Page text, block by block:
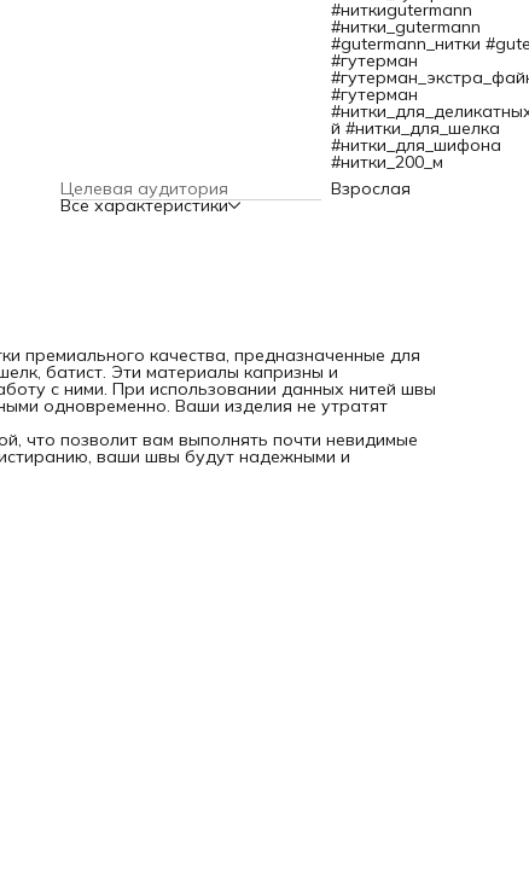
#ниткиgutermann
#нитки_gutermann
#gutermann_нитки
#гутерман
#гутерман
й #нитки_для_шелка
#нитки_для_шифона
#нитки_200_м
Целевая аудитория
Взрослая
Все характеристики
премиального качества, предназначенные для
батист. Эти материалы капризны и
с ними. При использовании данных нитей швы
одновременно. Ваши изделия не утратят
что позволит вам выполнять почти невидимые
ваши швы будут надежными и